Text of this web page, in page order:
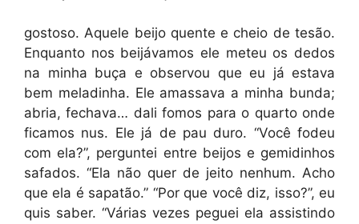
gostoso. Aquele beijo quente e cheio de tesão.
Enquanto nos beijávamos ele meteu os dedos
na minha buça e observou que eu já estava
bem meladinha. Ele amassava a minha bunda;
abria, fechava… dali fomos para o quarto onde
ficamos nus. Ele já de pau duro. “Você fodeu
com ela?”, perguntei entre beijos e gemidinhos
safados. “Ela não quer de jeito nenhum. Acho
que ela é sapatão.” “Por que você diz, isso?”, eu
quis saber. “Várias vezes peguei ela assistindo